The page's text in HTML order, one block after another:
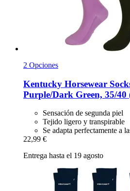
2 Opciones
Kentucky Horsewear
Purple/Dark Green, 35/40
Sensación de segunda piel
Tejido ligero y transpirable
Se adapta perfectamente a
22,99 €
Entrega hasta el 19 agosto